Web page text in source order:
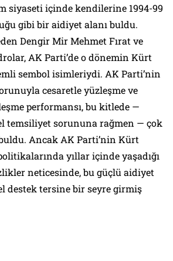
siyaseti içinde kendilerine 1994-99
gibi bir aidiyet alanı buldu.
Dengir Mir Mehmet Fırat ve
AK Parti’de o dönemin Kürt
sembol isimleriydi. AK Parti’nin
cesaretle yüzleşme ve
performansı, bu kitlede —
temsiliyet sorununa rağmen — çok
Ancak AK Parti’nin Kürt
yıllar içinde yaşadığı
neticesinde, bu güçlü aidiyet
destek tersine bir seyre girmiş